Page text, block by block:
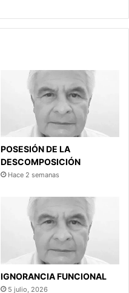
POSESIÓN DE LA
DESCOMPOSICIÓN
Hace 2 semanas
IGNORANCIA FUNCIONAL
5 julio, 2026